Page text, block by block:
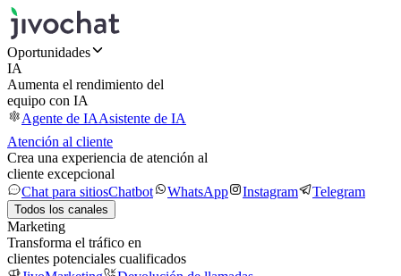
Oportunidades
IA
Aumenta el rendimiento del
equipo con IA
Agente de IAAsistente de IA
Atención al cliente
Crea una experiencia de atención al
cliente excepcional
Chat para sitiosChatbot WhatsApp Instagram Telegram
Todos los canales
Marketing
Transforma el tráfico en
clientes potenciales cualificados